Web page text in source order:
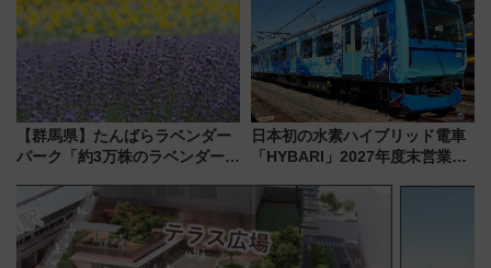
も！
【群馬県】たんばらラベンダー
パーク「約3万株のラベンダー」
で都心から約1時間半で夏の絶景
を！
日本初の水素ハイブリッド電車
「HYBARI」2027年度末営業運
で水素利活用が加速